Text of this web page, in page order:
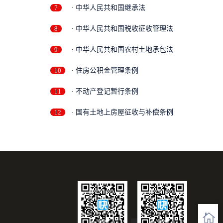
7 · 中华人民共和国继承法
8 · 中华人民共和国税收征收管理法
9 · 中华人民共和国农村土地承包法
10 · 住房公积金管理条例
11 · 不动产登记暂行条例
12 · 国有土地上房屋征收与补偿条例